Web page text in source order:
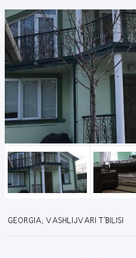
GEORGIA, VASHLIJVARI T'BILISI